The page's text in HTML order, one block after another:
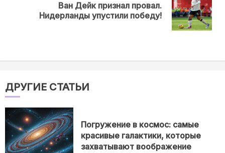
Ван Дейк признал провал.
Нидерланды упустили победу!
ДРУГИЕ СТАТЬИ
Погружение в космос: самые
красивые галактики, которые
захватывают воображение